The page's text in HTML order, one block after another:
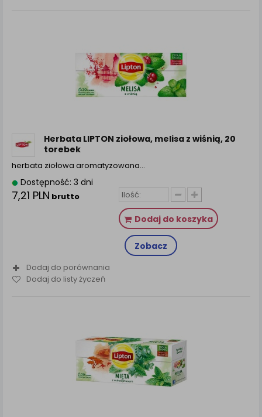
Herbata LIPTON ziołowa, melisa z wiśnią, 20
torebek
herbata ziołowa aromatyzowana...
Dostępność: 3 dni
7,21 PLN brutto
Dodaj do koszyka
Zobacz
Dodaj do porównania
Dodaj do listy życzeń